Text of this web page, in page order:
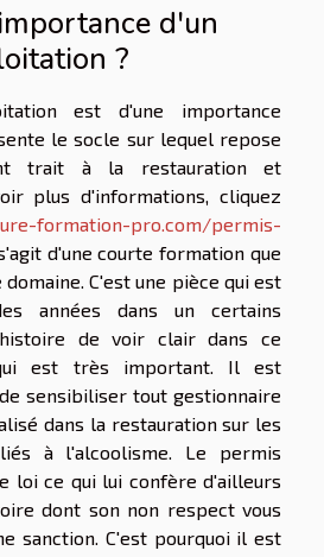
d'un
?
est d'une importance
le socle sur lequel repose
trait à la restauration et
plus d'informations, cliquez
formation-pro.com/permis-
d'une courte formation que
C'est une pièce qui est
années dans un certains
de voir clair dans ce
est très important. Il est
sensibiliser tout gestionnaire
dans la restauration sur les
à l'alcoolisme. Le permis
loi ce qui lui confère d'ailleurs
dont son non respect vous
sanction. C'est pourquoi il est